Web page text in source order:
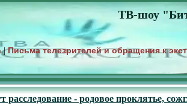
ТВ-шоу
|Письма телезрителей и обращения к
расследование - родовое проклятье,